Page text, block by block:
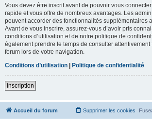
Vous devez être inscrit avant de pouvoir vous
rapide et vous offre de nombreux avantages. Les
peuvent accorder des fonctionnalités supplémentaires
Avant de vous inscrire, assurez-vous d’avoir pris
conditions d’utilisation et de notre politique de
également prendre le temps de consulter attentivement
forum lors de votre navigation.
Conditions d’utilisation | Politique de confidentialité
Inscription
Accueil du forum Supprimer les cookies